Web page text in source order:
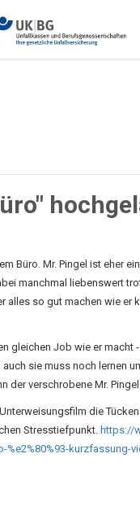
Büro. Mr. Pingel ist eher
manchmal liebenswert
alles so gut machen wie er
gleichen Job wie er
sie muss noch lernen
der verschrobene Mr.
die
Stresstiefpunkt. https://
%e2%80%93-kurzfassung-